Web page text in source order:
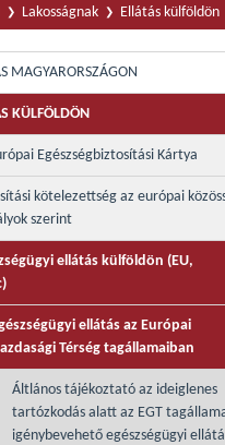
Lakosságnak Ellátás külföldön
MAGYARORSZÁGON
KÜLFÖLDÖN
Egészségbiztosítási Kártya
kötelezettség az európai
szerint
ellátás külföldön (EU,
ellátás az Európai
Térség tagállamaiban
Áltlános tájékoztató az ideiglenes
tartózkodás alatt az EGT
igénybevehető egészségügyi